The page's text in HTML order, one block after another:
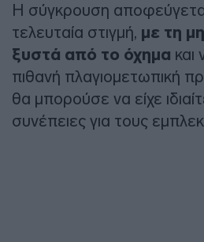
Η σύγκρουση
τελευταία στιγμή, με τη
ξυστά από το όχημα και
πιθανή πλαγιομετωπική
θα μπορούσε να είχε
συνέπειες για τους